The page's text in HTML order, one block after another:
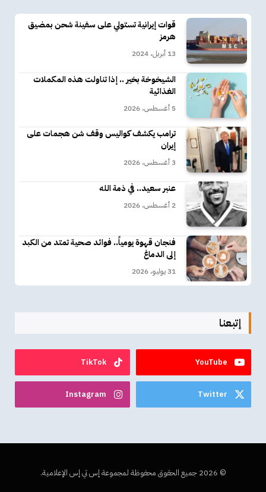
قوات إيرانية تستولي على سفينة شحن بمضيق
هرمز
13 أبريل، 2024
الشيخوخة بخير .. إذا تناولت هذه المكملات
الغذائية
5 أغسطس، 2026
ترامب يكشف كواليس وقف شن هجمات على
إيران
3 أغسطس، 2026
عنبر سعيد.. في ذمة الله
2 أغسطس، 2026
فنجان قهوة يومياً.. فوائد صحية تمتد من الكبد
إلى الدماغ
31 يوليو، 2026
إتبعنا
YouTube
TikTok
Twitter
Instagram
© 2026 جميع الحقوق محفوظة لمجموعة إس تي إس الإعلامية.